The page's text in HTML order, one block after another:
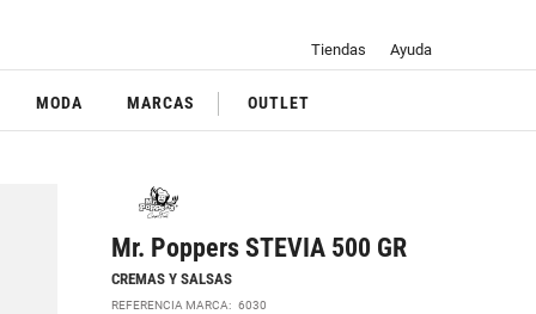
Tiendas Ayuda
MODA MARCAS OUTLET
Mr. Poppers STEVIA 500 GR
CREMAS Y SALSAS
REFERENCIA MARCA:6030